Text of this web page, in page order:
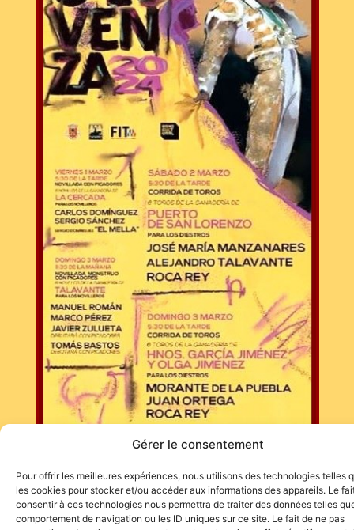
Gérer le consentement
Pour offrir les meilleures expériences, nous utilisons des technologies telles
les cookies pour stocker et/ou accéder aux informations des appareils. Le
consentir à ces technologies nous permettra de traiter des données telles
comportement de navigation ou les ID uniques sur ce site. Le fait de ne pas